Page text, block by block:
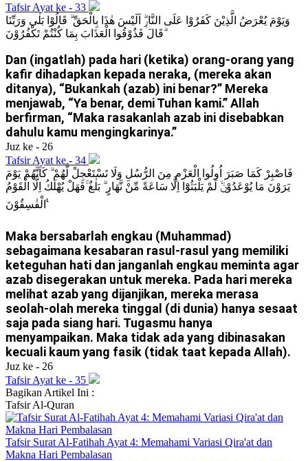
Tafsir Ayat ke - 33
وَيَوْمَ يُعْرَضُ الَّذِيْنَ كَفَرُوْا عَلَى النَّارِۗ اَلَيْسَ هٰذَا بِالْحَقِّ ۗ قَالُوْا بَلٰى وَرَبِّنَا
ۗقَالَ فَذُوْقُوا الْعَذَابَ بِمَا كُنْتُمْ تَكْفُرُوْنَ
Dan (ingatlah) pada hari (ketika) orang-orang yang
kafir dihadapkan kepada neraka, (mereka akan
ditanya), “Bukankah (azab) ini benar?” Mereka
menjawab, “Ya benar, demi Tuhan kami.” Allah
berfirman, “Maka rasakanlah azab ini disebabkan
dahulu kamu mengingkarinya.”
Juz ke - 26
Tafsir Ayat ke - 34
فَاصْبِرْ كَمَا صَبَرَ اُولُوا الْعَزْمِ مِنَ الرُّسُلِ وَلَا تَسْتَعْجِلْ لَّهُمْ ۗ كَاَنَّهُمْ يَوْمَ
يَرَوْنَ مَا يُوْعَدُوْنَۙ لَمْ يَلْبَثُوْٓا اِلَّا سَاعَةً مِّنْ نَّهَارٍ ۗ بَلٰغٌ ۚفَهَلْ يُهْلَكُ اِلَّا الْقَوْمُ
الْفٰسِقُوْنَ ࣖ
Maka bersabarlah engkau (Muhammad)
sebagaimana kesabaran rasul-rasul yang memiliki
keteguhan hati dan janganlah engkau meminta agar
azab disegerakan untuk mereka. Pada hari mereka
melihat azab yang dijanjikan, mereka merasa
seolah-olah mereka tinggal (di dunia) hanya sesaat
saja pada siang hari. Tugasmu hanya
menyampaikan. Maka tidak ada yang dibinasakan
kecuali kaum yang fasik (tidak taat kepada Allah).
Juz ke - 26
Tafsir Ayat ke - 35
Bagikan Artikel Ini :
TafsirAl-Quran
Tafsir Surat Al-Fatihah Ayat 4: Memahami Variasi Qira'at dan
Makna Hari Pembalasan